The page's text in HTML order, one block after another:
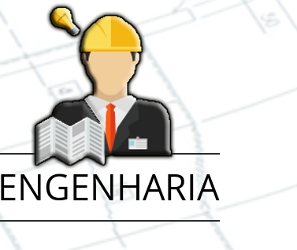
ENGENHARIA